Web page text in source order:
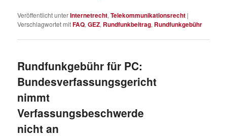
Veröffentlicht unterInternetrecht,Telekommunikationsrecht |
Verschlagwortet mitFAQ,GEZ, Rundfunkbeitrag, Rundfunkgebühr
Rundfunkgebühr für PC:
Bundesverfassungsgericht
nimmt
Verfassungsbeschwerde
nicht an